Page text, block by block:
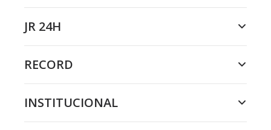
JR 24H
RECORD
INSTITUCIONAL